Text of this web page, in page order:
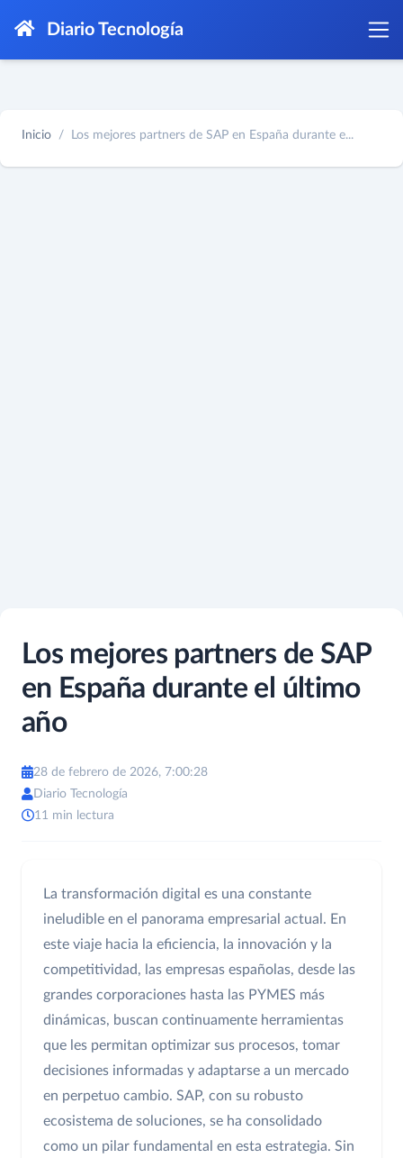
Diario Tecnología
Inicio Los mejores partners de SAP en España durante e...
Los mejores partners de SAP
en España durante el último
año
28 de febrero de 2026, 7:00:28
Diario Tecnología
11 min lectura
La transformación digital es una constante
ineludible en el panorama empresarial actual. En
este viaje hacia la eficiencia, la innovación y la
competitividad, las empresas españolas, desde las
grandes corporaciones hasta las PYMES más
dinámicas, buscan continuamente herramientas
que les permitan optimizar sus procesos, tomar
decisiones informadas y adaptarse a un mercado
en perpetuo cambio. SAP, con su robusto
ecosistema de soluciones, se ha consolidado
como un pilar fundamental en esta estrategia. Sin